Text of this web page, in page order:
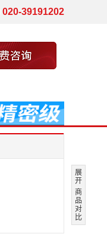
020-39191202
展
开
商
品
对
比